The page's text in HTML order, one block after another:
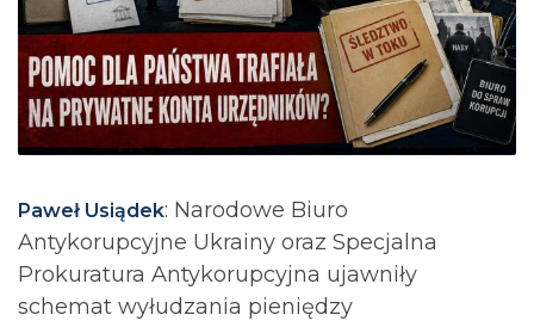
Paweł Usiądek: Narodowe Biuro
Antykorupcyjne Ukrainy oraz Specjalna
Prokuratura Antykorupcyjna ujawniły
schemat wyłudzania pieniędzy